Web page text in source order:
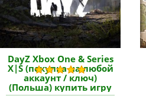
DayZ Xbox One & Series
X|S (покупка на любой
аккаунт / ключ)
(Польша) купить игру